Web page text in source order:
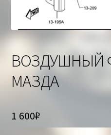
ВОЗДУШНЫЙ
МАЗДА
1 600₽